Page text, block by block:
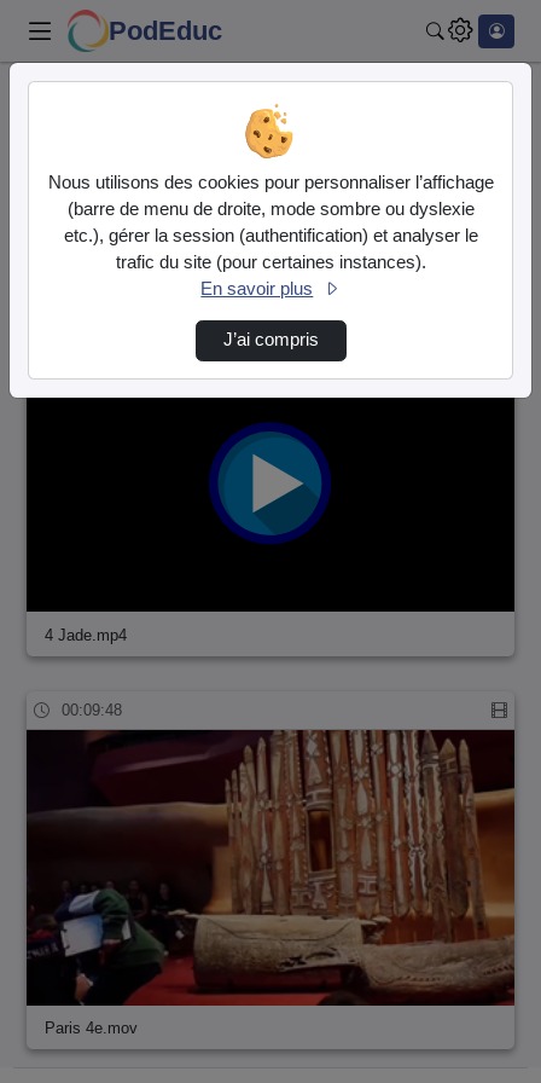
PodEduc
2 vidéos trouvées
Audio Vidéo
Direction de tri
4 Jade.mp4
00:09:48
Paris 4e.mov
Nous utilisons des cookies pour personnaliser l’affichage
(barre de menu de droite, mode sombre ou dyslexie
etc.), gérer la session (authentification) et analyser le
trafic du site (pour certaines instances).
En savoir plus
J’ai compris